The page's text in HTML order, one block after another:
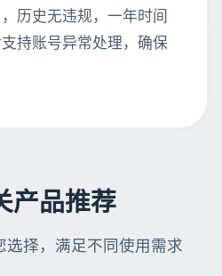
历史无违规，一年时间
持账号异常处理，确保
产品推荐
选择，满足不同使用需求